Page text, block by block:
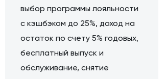
выбор программы лояльности
с кэшбэком до 25%, доход на
остаток по счету 5% годовых,
бесплатный выпуск и
обслуживание, снятие